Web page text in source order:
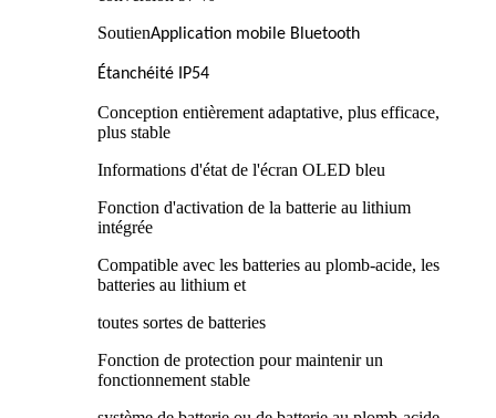
SoutienApplication mobile Bluetooth
Étanchéité IP54
Conception entièrement adaptative, plus efficace,
plus stable
Informations d'état de l'écran OLED bleu
Fonction d'activation de la batterie au lithium
intégrée
Compatible avec les batteries au plomb-acide, les
batteries au lithium et
toutes sortes de batteries
Fonction de protection pour maintenir un
fonctionnement stable